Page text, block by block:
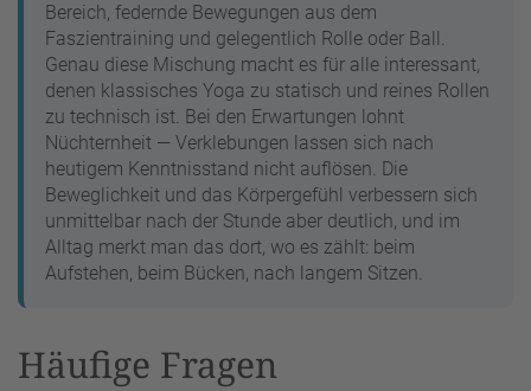
Bereich, federnde Bewegungen aus dem
Faszientraining und gelegentlich Rolle oder Ball.
Genau diese Mischung macht es für alle interessant,
denen klassisches Yoga zu statisch und reines Rollen
zu technisch ist. Bei den Erwartungen lohnt
Nüchternheit — Verklebungen lassen sich nach
heutigem Kenntnisstand nicht auflösen. Die
Beweglichkeit und das Körpergefühl verbessern sich
unmittelbar nach der Stunde aber deutlich, und im
Alltag merkt man das dort, wo es zählt: beim
Aufstehen, beim Bücken, nach langem Sitzen.
Häufige Fragen